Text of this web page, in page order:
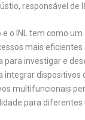
responsável
o INL tem como
mais
para investigar e
integrar
multifuncionais
para diferentes